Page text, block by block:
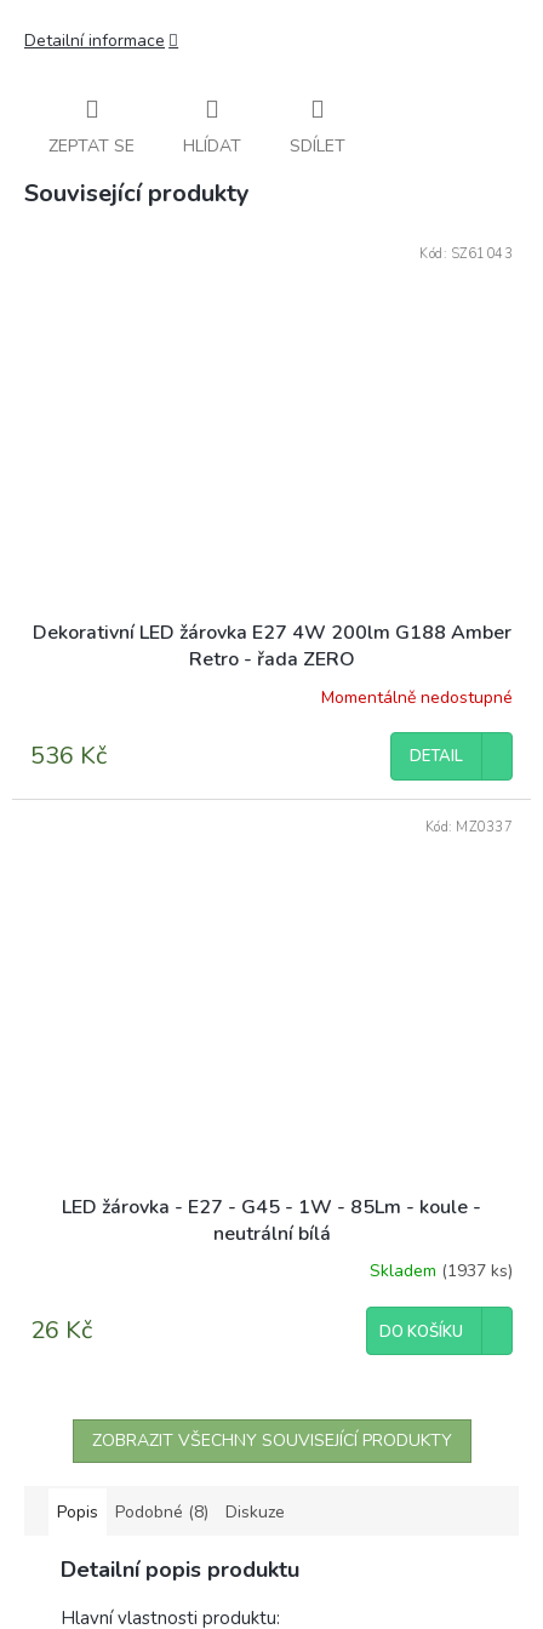
Detailní informace
ZEPTAT SE HLÍDAT SDÍLET
Související produkty
Dekorativní LED žárovka E27 4W 200lm G188 Amber
Retro - řada ZERO
Momentálně nedostupné
536 Kč DETAIL
Kód: SZ61043
LED žárovka - E27 - G45 - 1W - 85Lm - koule -
neutrální bílá
Skladem (1937 ks)
26 Kč DO KOŠÍKU
Kód: MZ0337
ZOBRAZIT VŠECHNY SOUVISEJÍCÍ PRODUKTY
Popis Podobné (8) Diskuze
Detailní popis produktu
Hlavní vlastnosti produktu: